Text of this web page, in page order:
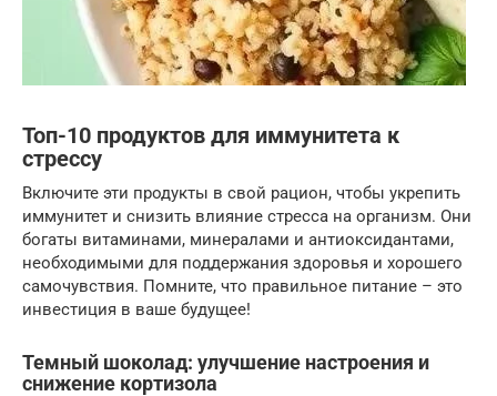
Топ-10 продуктов для иммунитета к
стрессу
Включите эти продукты в свой рацион, чтобы укрепить
иммунитет и снизить влияние стресса на организм. Они
богаты витаминами, минералами и антиоксидантами,
необходимыми для поддержания здоровья и хорошего
самочувствия. Помните, что правильное питание – это
инвестиция в ваше будущее!
Темный шоколад: улучшение настроения и
снижение кортизола